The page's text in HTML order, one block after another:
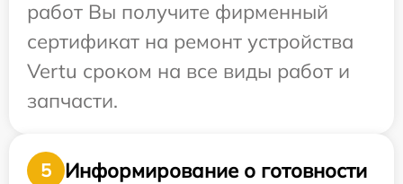
работ Вы получите фирменный
сертификат на ремонт устройства
Vertu сроком на все виды работ и
запчасти.
5
Информирование о готовности